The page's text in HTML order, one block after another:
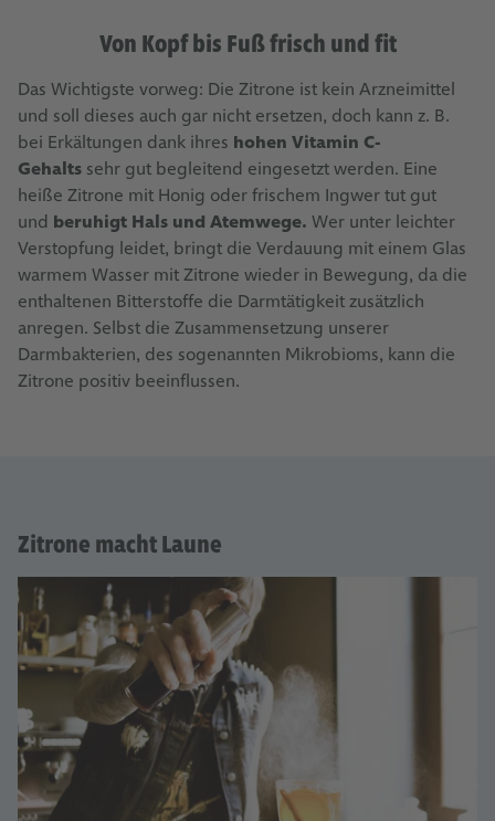
Von Kopf bis Fuß frisch und fit
Das Wichtigste vorweg: Die Zitrone ist kein Arzneimittel
und soll dieses auch gar nicht ersetzen, doch kann z. B.
bei Erkältungen dank ihres hohen Vitamin C-
Gehalts sehr gut begleitend eingesetzt werden. Eine
heiße Zitrone mit Honig oder frischem Ingwer tut gut
und beruhigt Hals und Atemwege. Wer unter leichter
Verstopfung leidet, bringt die Verdauung mit einem Glas
warmem Wasser mit Zitrone wieder in Bewegung, da die
enthaltenen Bitterstoffe die Darmtätigkeit zusätzlich
anregen. Selbst die Zusammensetzung unserer
Darmbakterien, des sogenannten Mikrobioms, kann die
Zitrone positiv beeinflussen.
Zitrone macht Laune